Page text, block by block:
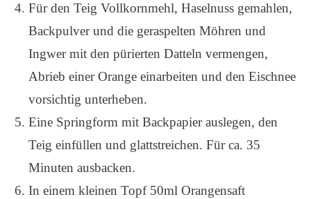
Für den Teig Vollkornmehl, Haselnuss gemahlen,
Backpulver und die geraspelten Möhren und
Ingwer mit den pürierten Datteln vermengen,
Abrieb einer Orange einarbeiten und den Eischnee
vorsichtig unterheben.
Eine Springform mit Backpapier auslegen, den
Teig einfüllen und glattstreichen. Für ca. 35
Minuten ausbacken.
In einem kleinen Topf 50ml Orangensaft